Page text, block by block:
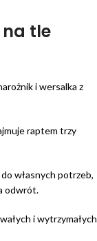
tle
i wersalka z
raptem trzy
własnych potrzeb,
odwrót.
i wytrzymałych